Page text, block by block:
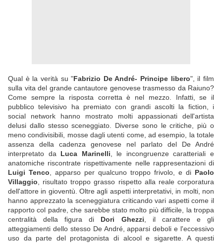
Qual è la verità su "Fabrizio De André- Principe libero", il film
sulla vita del grande cantautore genovese trasmesso da Raiuno?
Come sempre la risposta corretta è nel mezzo. Infatti, se il
pubblico televisivo ha premiato con grandi ascolti la fiction, i
social network hanno mostrato molti appassionati dell'artista
delusi dallo stesso sceneggiato. Diverse sono le critiche, più o
meno condivisibili, mosse dagli utenti come, ad esempio, la totale
assenza della cadenza genovese nel parlato del De André
interpretato da Luca Marinelli , le incongruenze caratteriali e
anatomiche riscontrate rispettivamente nelle rappresentazioni di
Luigi Tenco , apparso per qualcuno troppo frivolo, e di Paolo
Villaggio , risultato troppo grasso rispetto alla reale corporatura
dell'attore in gioventù. Oltre agli aspetti interpretativi, in molti, non
hanno apprezzato la sceneggiatura criticando vari aspetti come il
rapporto col padre, che sarebbe stato molto più difficile, la troppa
centralità della figura di Dori Ghezzi , il carattere e gli
atteggiamenti dello stesso De André, apparsi deboli e l'eccessivo
uso da parte del protagonista di alcool e sigarette. A questi